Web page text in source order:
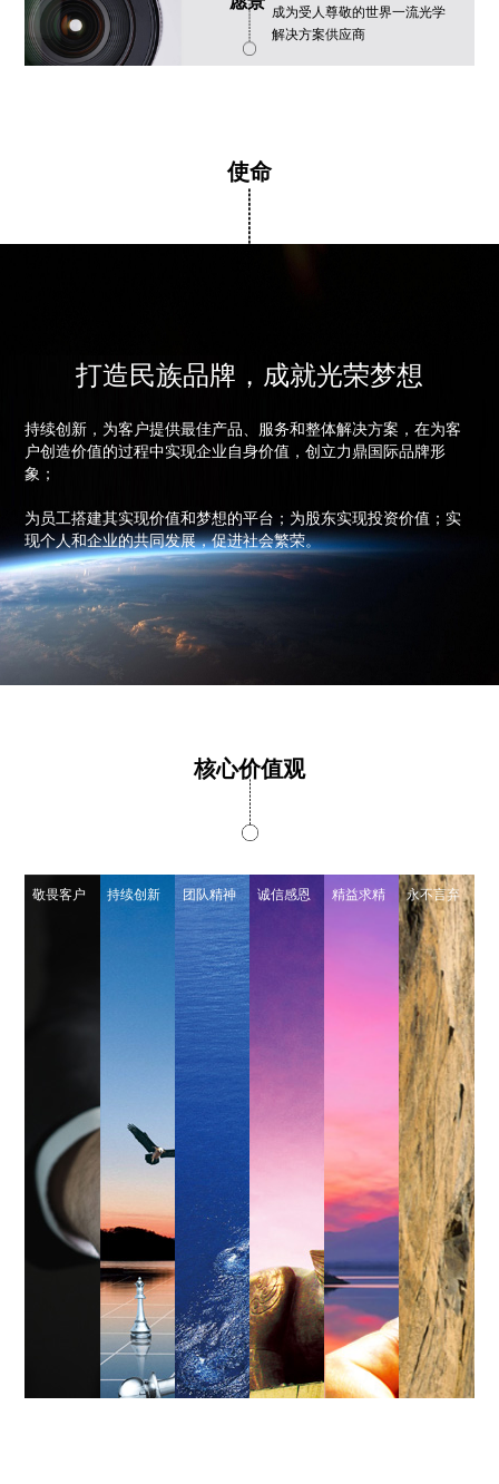
成为受人尊敬的世界一流光学
解决方案供应商
使命
打造民族品牌，成就光荣梦想
持续创新，为客户提供最佳产品、服务和整体解决方案，在为客
户创造价值的过程中实现企业自身价值，创立力鼎国际品牌形
象；
为员工搭建其实现价值和梦想的平台；为股东实现投资价值；实
现个人和企业的共同发展，促进社会繁荣。
核心价值观
敬畏客户 持续创新 团队精神 诚信感恩 精益求精 永不言弃